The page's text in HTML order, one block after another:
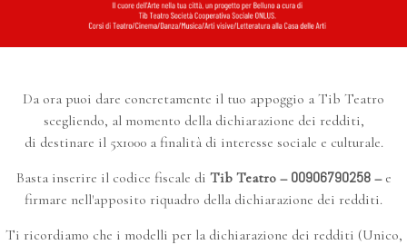
Da ora puoi dare concretamente il tuo appoggio a Tib Teatro
scegliendo, al momento della dichiarazione dei redditi,
di destinare il 5x1000 a finalità di interesse sociale e culturale.
Basta inserire il codice fiscale di Tib Teatro – 00906790258–e
firmare nell'apposito riquadro della dichiarazione dei redditi.
Ti ricordiamo che i modelli per la dichiarazione dei redditi (Unico,